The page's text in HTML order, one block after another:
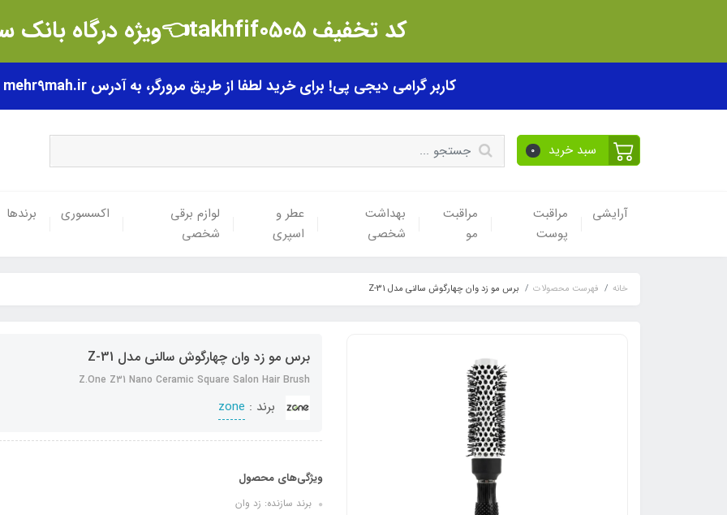
کد تخفیف takhfif0505👈ویژه درگاه بانک سامان
کاربر گرامی دیجی پی! برای خرید لطفا از طریق مرورگر، به آدرس mehr9mah.ir مراجعه فرمایید.
سبد خرید 0
آرایشی
مراقبت
پوست
مراقبت
مو
بهداشت
شخصی
عطر و
اسپری
لوازم برقی
شخصی
اکسسوری برندها
خانه فهرست محصولات برس مو زد وان چهارگوش سالنی مدل Z-31
برس مو زد وان چهارگوش سالنی مدل Z-31
Z.One Z31 Nano Ceramic Square Salon Hair Brush
برند : zone
ویژگی‌های محصول
برند سازنده: زد وان